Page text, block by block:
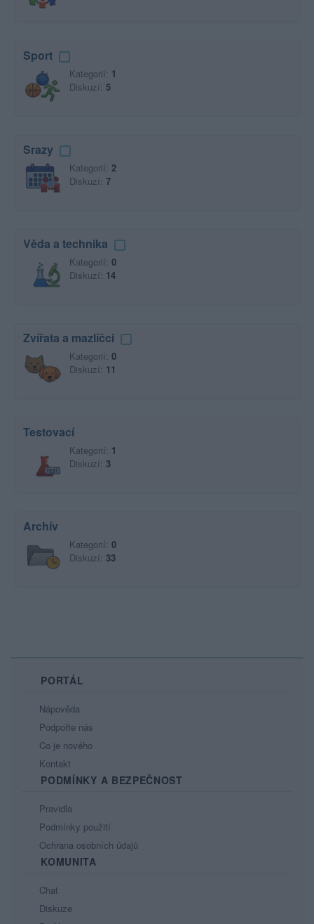
Sport
Kategorií: 1
Diskuzí: 5
Srazy
Kategorií: 2
Diskuzí: 7
Věda a technika
Kategorií: 0
Diskuzí: 14
Zvířata a mazlíčci
Kategorií: 0
Diskuzí: 11
Testovací
Kategorií: 1
Diskuzí: 3
Archív
Kategorií: 0
Diskuzí: 33
PORTÁL
Nápověda
Podpořte nás
Co je nového
Kontakt
PODMÍNKY A BEZPEČNOST
Pravidla
Podmínky použití
Ochrana osobních údajů
KOMUNITA
Chat
Diskuze